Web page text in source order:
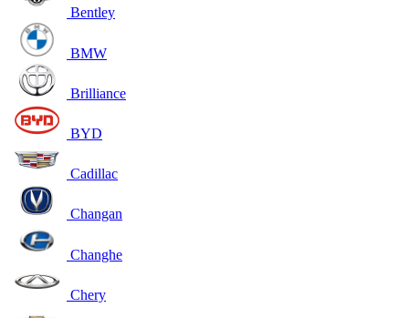
Bentley
BMW
Brilliance
BYD
Cadillac
Changan
Changhe
Chery